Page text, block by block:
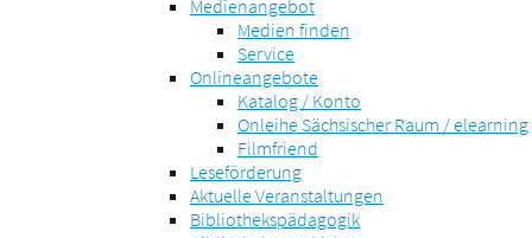
Medienangebot
Medien finden
Service
Onlineangebote
Katalog / Konto
Onleihe Sächsischer Raum / elearning
Filmfriend
Leseförderung
Aktuelle Veranstaltungen
Bibliothekspädagogik